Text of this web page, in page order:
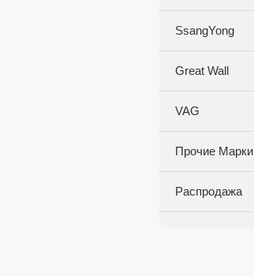
SsangYong
Great Wall
VAG
Прочие Марки
Распродажа